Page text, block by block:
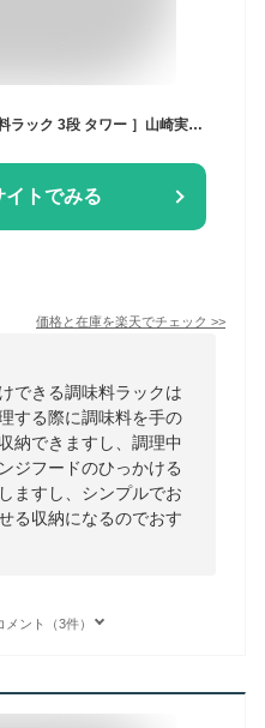
【特典付き】［ レンジフード調味料ラック 3段 タワー ］山崎実業 tower キッチン 収納 ラック レンジフード フック 調味料 調味料ラック スパイスラック オイル スパイス 換気扇 台所 コンロ周り シンプル おしゃれ モノトーン yamazaki ブラック ホワイト 4836 4837
イトでみる
価格と在庫を楽天でチェック >>
できる調味料ラックは
する際に調味料を手の
納できますし、調理中
ジフードのひっかける
ますし、シンプルでお
る収納になるのでおす
ント（3件）